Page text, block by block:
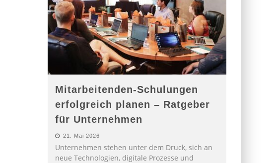
Mitarbeitenden-Schulungen
erfolgreich planen – Ratgeber
für Unternehmen
21. Mai 2026
Unternehmen stehen unter dem Druck, sich an
neue Technologien, digitale Prozesse und